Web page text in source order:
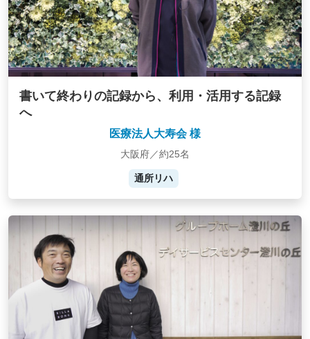
書いて終わりの記録から、利用・活用する記録
へ
医療法人大寿会 様
大阪府／約25名
通所リハ